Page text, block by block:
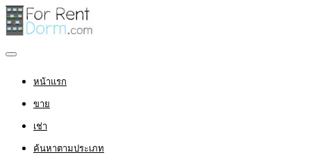
หน้าแรก
ขาย
เช่า
ค้นหาตามประเภท